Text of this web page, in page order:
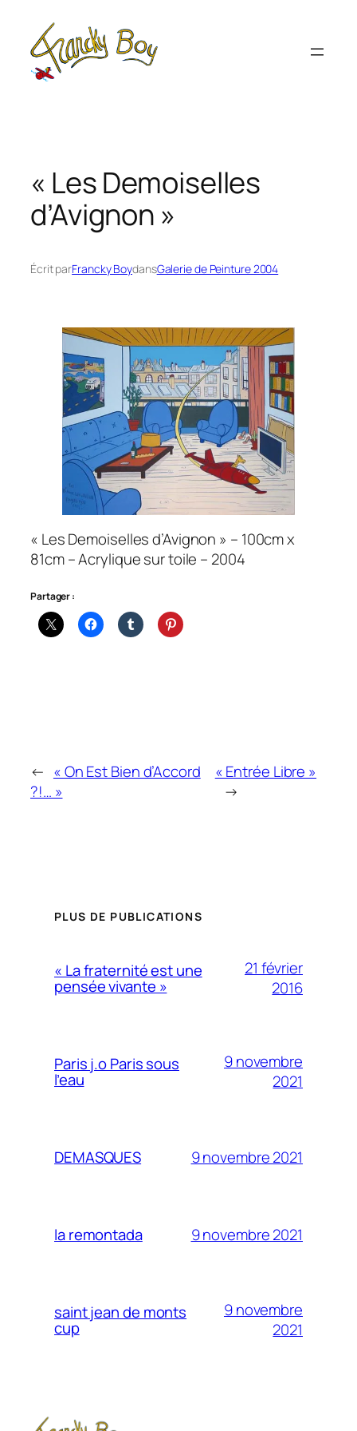
contenu
« Les Demoiselles
d’Avignon »
Écrit parFrancky BoydansGalerie de Peinture 2004
« Les Demoiselles d’Avignon » – 100cm x
81cm – Acrylique sur toile – 2004
Partager :
← « On Est Bien d’Accord
?!… »
« Entrée Libre »
→
PLUS DE PUBLICATIONS
« La fraternité est une
pensée vivante »
21 février
2016
Paris j.o Paris sous
l’eau
9 novembre
2021
DEMASQUES 9 novembre 2021
la remontada 9 novembre 2021
saint jean de monts
cup
9 novembre
2021